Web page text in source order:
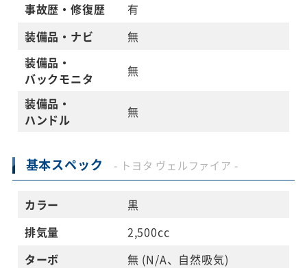
事故歴・修復歴
有
装備品・ナビ
無
装備品・
バックモニタ
無
装備品・
ハンドル
無
基本スペック - トヨタ ヴェルファイア -
カラー
黒
排気量
2,500cc
ターボ
無 (N/A、自然吸気)